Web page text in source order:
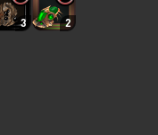
3 2